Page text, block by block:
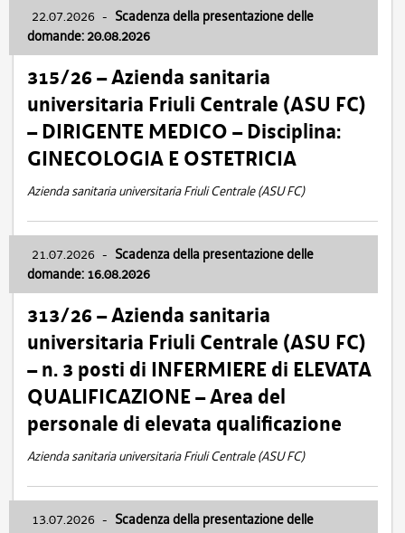
22.07.2026 - Scadenza della presentazione delle
domande: 20.08.2026
315/26 – Azienda sanitaria
universitaria Friuli Centrale (ASU FC)
– DIRIGENTE MEDICO – Disciplina:
GINECOLOGIA E OSTETRICIA
Azienda sanitaria universitaria Friuli Centrale (ASU FC)
21.07.2026 - Scadenza della presentazione delle
domande: 16.08.2026
313/26 – Azienda sanitaria
universitaria Friuli Centrale (ASU FC)
– n. 3 posti di INFERMIERE di ELEVATA
QUALIFICAZIONE – Area del
personale di elevata qualificazione
Azienda sanitaria universitaria Friuli Centrale (ASU FC)
13.07.2026 - Scadenza della presentazione delle